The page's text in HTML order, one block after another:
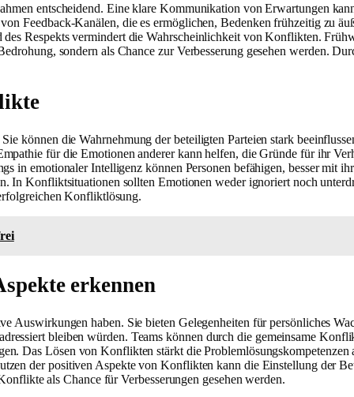
entscheidend. Eine klare Kommunikation von Erwartungen
Feedback-Kanälen, die es ermöglichen, Bedenken frühzeitig zu
Respekts vermindert die Wahrscheinlichkeit von Konflikten.
sondern als Chance zur Verbesserung gesehen werden.
können die Wahrnehmung der beteiligten Parteien stark
für die Emotionen anderer kann helfen, die Gründe für ihr
in emotionaler Intelligenz können Personen befähigen, besser mit
In Konfliktsituationen sollten Emotionen weder ignoriert noch
Konfliktlösung.
erkennen
Auswirkungen haben. Sie bieten Gelegenheiten für persönliches
bleiben würden. Teams können durch die gemeinsame
Das Lösen von Konflikten stärkt die
der positiven Aspekte von Konflikten kann die Einstellung der
als Chance für Verbesserungen gesehen werden.